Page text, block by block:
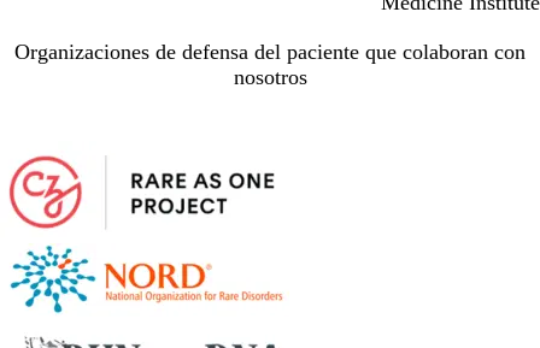
Organizaciones de defensa del paciente que colaboran con
nosotros